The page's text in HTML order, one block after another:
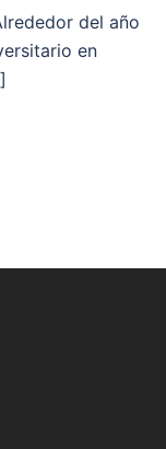
del año
en